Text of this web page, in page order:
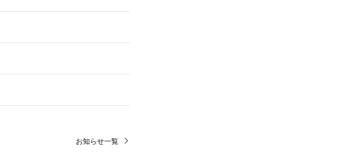
お知らせ一覧